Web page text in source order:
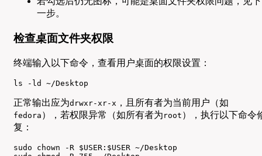
一步。
检查桌面文件夹权限
终端输入以下命令，查看用户桌面的权限设置：
ls -ld ~/Desktop
正常输出应为drwxr-xr-x ，且所有者为当前用户（如
fedora ），若权限异常（如所有者为 root ），执行以下命令
复：
sudo chown -R $USER:$USER ~/Desktop